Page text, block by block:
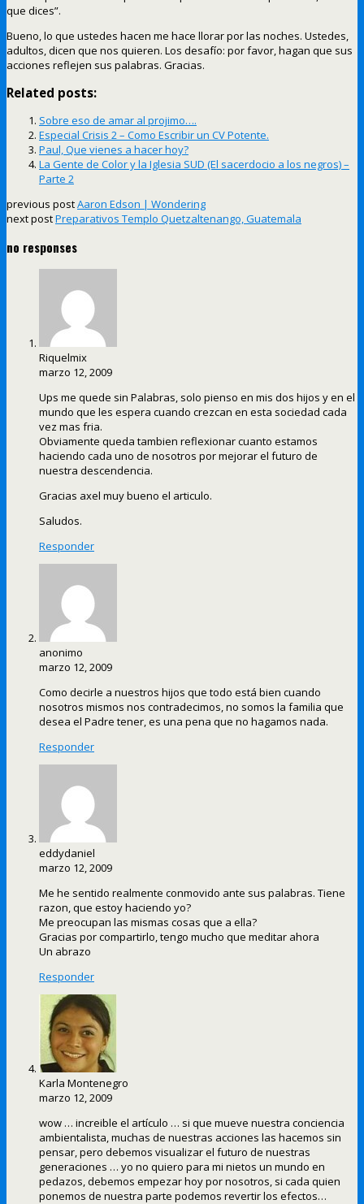
que dices”.
Bueno, lo que ustedes hacen me hace llorar por las noches. Ustedes,
adultos, dicen que nos quieren. Los desafío: por favor, hagan que sus
acciones reflejen sus palabras. Gracias.
Related posts:
Sobre eso de amar al projimo….
Especial Crisis 2 – Como Escribir un CV Potente.
Paul, Que vienes a hacer hoy?
La Gente de Color y la Iglesia SUD (El sacerdocio a los negros) –
Parte 2
previous postAaron Edson | Wondering
next postPreparativos Templo Quetzaltenango, Guatemala
no responses
Riquelmix
marzo 12, 2009
Ups me quede sin Palabras, solo pienso en mis dos hijos y en el
mundo que les espera cuando crezcan en esta sociedad cada
vez mas fria.
Obviamente queda tambien reflexionar cuanto estamos
haciendo cada uno de nosotros por mejorar el futuro de
nuestra descendencia.
Gracias axel muy bueno el articulo.
Saludos.
Responder
anonimo
marzo 12, 2009
Como decirle a nuestros hijos que todo está bien cuando
nosotros mismos nos contradecimos, no somos la familia que
desea el Padre tener, es una pena que no hagamos nada.
Responder
eddydaniel
marzo 12, 2009
Me he sentido realmente conmovido ante sus palabras. Tiene
razon, que estoy haciendo yo?
Me preocupan las mismas cosas que a ella?
Gracias por compartirlo, tengo mucho que meditar ahora
Un abrazo
Responder
Karla Montenegro
marzo 12, 2009
wow … increible el artículo … si que mueve nuestra conciencia
ambientalista, muchas de nuestras acciones las hacemos sin
pensar, pero debemos visualizar el futuro de nuestras
generaciones … yo no quiero para mi nietos un mundo en
pedazos, debemos empezar hoy por nosotros, si cada quien
ponemos de nuestra parte podemos revertir los efectos…